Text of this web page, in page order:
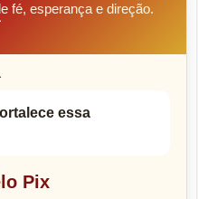
fé, esperança e direção.
essa
Pix